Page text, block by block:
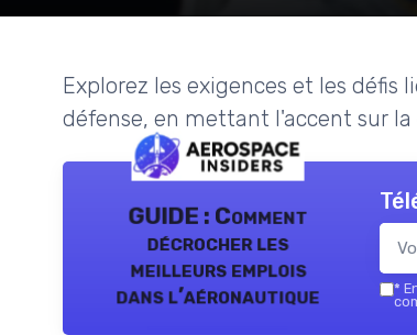
Explorez les exigences et les défis
défense, en mettant l'accent sur
GUIDE : Comment
décrocher les
meilleurs emplois
dans l’aéronautique
*